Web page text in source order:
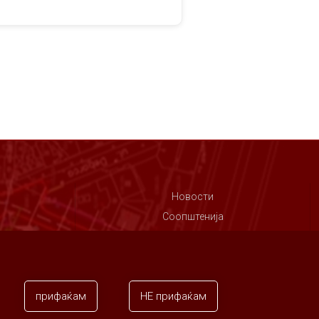
Новости
Соопштенија
прифаќам НЕ прифаќам